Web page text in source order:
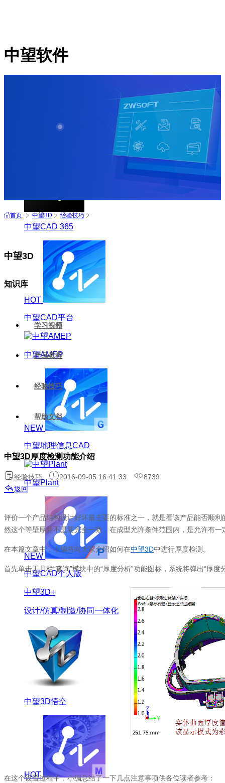
中望软件
从工具到平台 打造行业解决方案
中望CAD 365
HOT
中望CAD平台
中望AMEP
NEW
中望地理信息CAD
中望Plant
NEW
中望CAD个人版
中望3D+
设计/仿真/制造/协同一体化
中望3D悟空
HOT
首页 中望3D 经验技巧
中望3D
知识库
学习视频
产品教程
经验技巧
帮助文档
中望3D厚度检测功能介绍
经验技巧 2016-09-05 16:41:33
8739
返回
评价一个产品结构设计好坏最主要的标准之一，就是看该产品能否顺
然这个等壁厚并不是要完全一致，在成型允许条件范围内，是允许有
在本篇文章中，小编将向大家介绍如何在中望3D中进行厚度检测。
首先单击工具栏“查询”模块中的“厚度分析”功能图标，系统将弹出“厚
在这个设置过程中，小编总结了一下几点注意事项供各位读者参考：